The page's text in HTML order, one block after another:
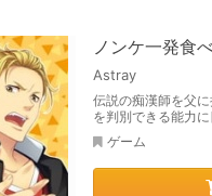
ノンケ一発食
Astray
伝説の痴漢師を父
を判別できる能力
ゲーム